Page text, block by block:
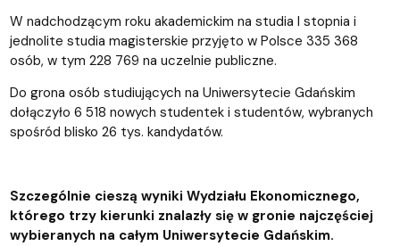
W nadchodzącym roku akademickim na studia I stopnia i
jednolite studia magisterskie przyjęto w Polsce 335 368
osób, w tym 228 769 na uczelnie publiczne.
Do grona osób studiujących na Uniwersytecie Gdańskim
dołączyło 6 518 nowych studentek i studentów, wybranych
spośród blisko 26 tys. kandydatów.
Szczególnie cieszą wyniki Wydziału Ekonomicznego,
którego trzy kierunki znalazły się w gronie najczęściej
wybieranych na całym Uniwersytecie Gdańskim.